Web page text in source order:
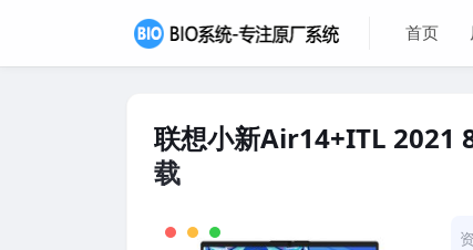
首页
联想小新Air14+ITL 2021
载